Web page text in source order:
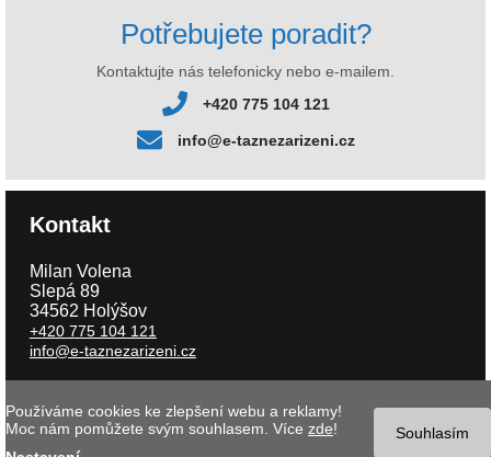
Potřebujete poradit?
Kontaktujte nás telefonicky nebo e-mailem.
+420 775 104 121
info@e-taznezarizeni.cz
Kontakt
Milan Volena
Slepá 89
34562 Holýšov
+420 775 104 121
info@e-taznezarizeni.cz
Copyright © 2026 e-taznezarizeni.cz | Aktualizace 08.08.2026 |
internetového obchodu- MK software |Nastavení cookies Souhlasím
Používáme cookies ke zlepšení webu a reklamy!
Moc nám pomůžete svým souhlasem. Více zde!